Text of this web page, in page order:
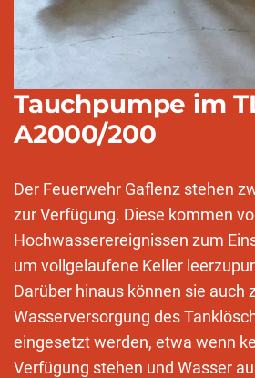
Tauchpumpe im
A2000/200
Der Feuerwehr Gaflenz stehen
zur Verfügung. Diese kommen
Hochwasserereignissen zum
um vollgelaufene Keller
Darüber hinaus können sie auch
Wasserversorgung des
eingesetzt werden, etwa wenn
Verfügung stehen und Wasser